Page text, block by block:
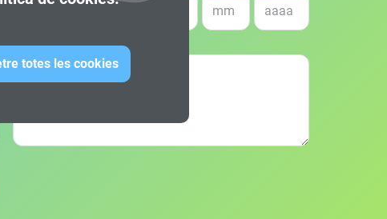
totes les cookies